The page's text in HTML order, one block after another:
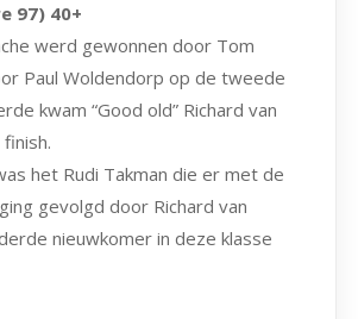
97) 40+
werd gewonnen door Tom
Paul Woldendorp op de tweede
kwam “Good old” Richard van
het Rudi Takman die er met de
gevolgd door Richard van
nieuwkomer in deze klasse